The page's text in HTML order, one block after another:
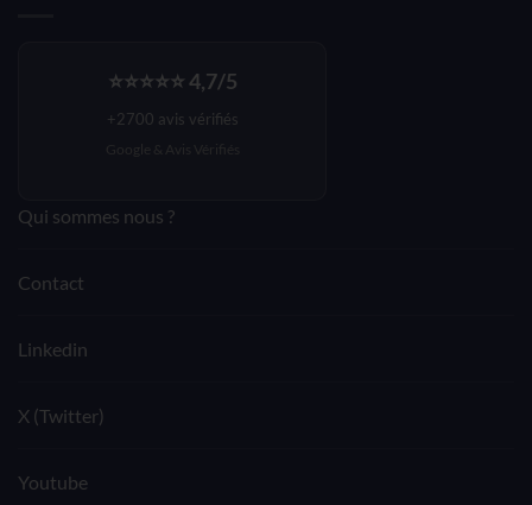
⭐⭐⭐⭐⭐ 4,7/5
+2700 avis vérifiés
Qui sommes nous ?
Contact
Linkedin
X (Twitter)
Youtube